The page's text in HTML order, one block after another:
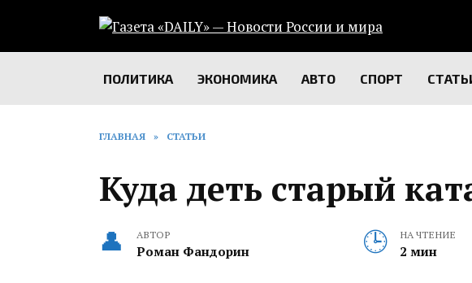
содержанию
ПОЛИТИКА ЭКОНОМИКА АВТО СПОРТ
ГЛАВНАЯ » СТАТЬИ
Куда деть старый
АВТОР
Роман Фандорин
НА ЧТЕНИЕ
2 мин